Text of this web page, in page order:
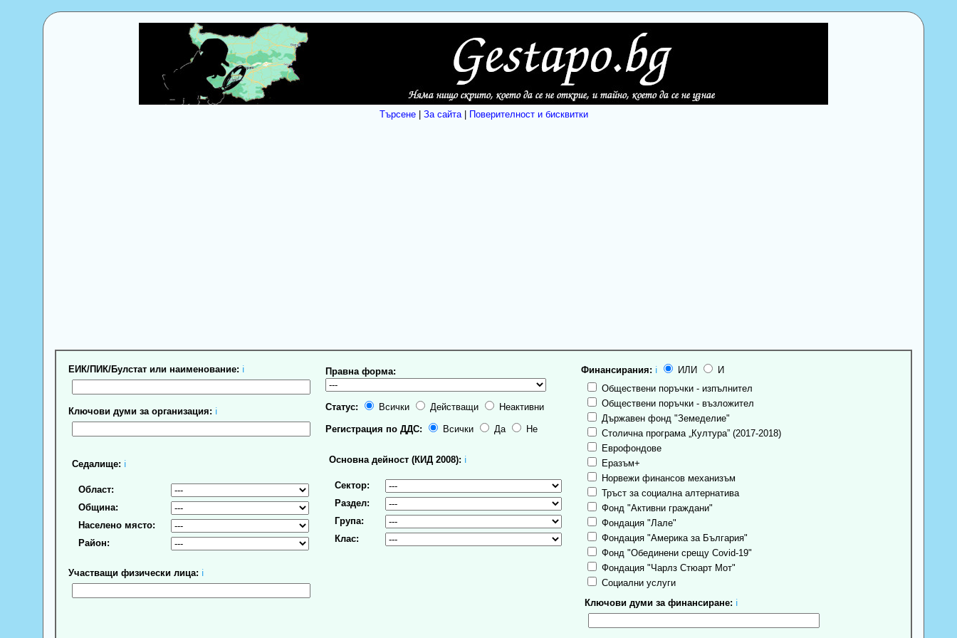
Търсене| За сайта| Поверителност и бисквитки
ЕИК/ПИК/Булстат или наименование: ℹ
Ключови думи за организация: ℹ
Седалище: ℹ
Област:
Община:
Населено място:
Район:
Участващи физически лица: ℹ
Правна форма:
Статус: Всички Действащи Неактивни
Регистрация по ДДС: Всички Да Не
Основна дейност (КИД 2008): ℹ
Сектор:
Раздел:
Група:
Клас:
Финансирания: ℹ ИЛИ
И
Обществени поръчки - изпълнител
Обществени поръчки - възложител
Държавен фонд "Земеделие"
Столична програма „Култура” (2017-2018)
Еврофондове
Еразъм+
Норвежи финансов механизъм
Тръст за социална алтернатива
Фонд "Активни граждани"
Фондация "Лале"
Фондация "Америка за България"
Фонд "Обединени срещу Covid-19"
Фондация "Чарлз Стюарт Мот"
Социални услуги
Ключови думи за финансиране: ℹ